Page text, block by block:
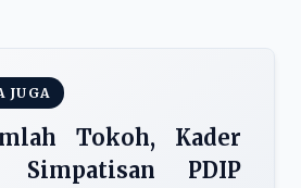
JUGA
Tokoh, Kader
Simpatisan PDIP